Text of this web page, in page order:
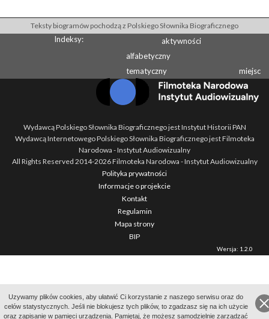
Uzywamy plików cookies, aby ułatwić Ci korzystanie z naszego serwisu oraz do
celów statystycznych. Jeśli nie blokujesz tych plików, to zgadzasz się na ich użycie
oraz zapisanie w pamięci urządzenia. Pamiętaj, że możesz samodzielnie zarządzać
Teksty biogramów pochodzą z Polskiego Słownika Biograficznego
Indeksy:
aktywności
alfabetyczny
tematyczny
miejsc
Wydawcą Polskiego Słownika Biograficznego jest Instytut Historii PAN
Wydawcą Internetowego Polskiego Słownika Biograficznego jest Filmoteka
Narodowa - Instytut Audiowizualny
All Rights Reserved 2014-2026Filmoteka Narodowa - Instytut Audiowizualny
Polityka prywatności
Informacje o projekcie
Kontakt
Regulamin
Mapa strony
BIP
Wersja: 1.2.0